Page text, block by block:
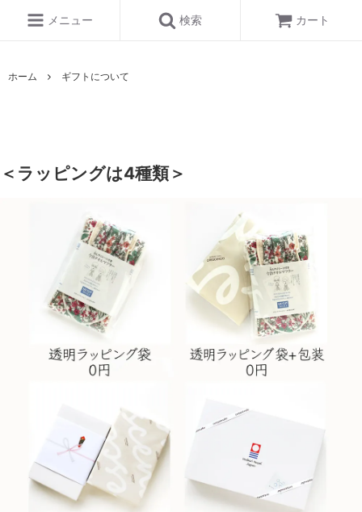
メニュー 検索 カート
ホーム ギフトについて
＜ラッピングは4種類＞